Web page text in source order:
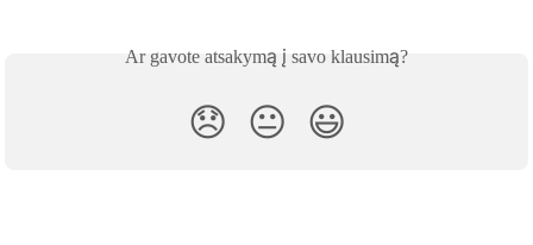
Ar gavote atsakymą į savo klausimą?
😞 😐 😃